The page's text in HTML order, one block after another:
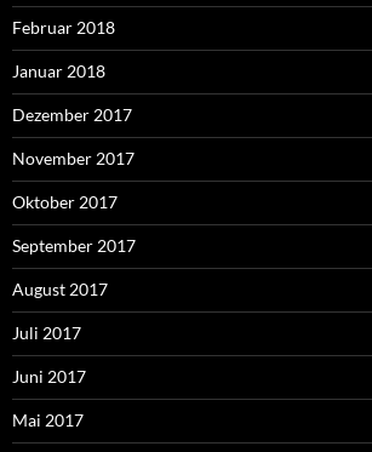
Februar 2018
Januar 2018
Dezember 2017
November 2017
Oktober 2017
September 2017
August 2017
Juli 2017
Juni 2017
Mai 2017